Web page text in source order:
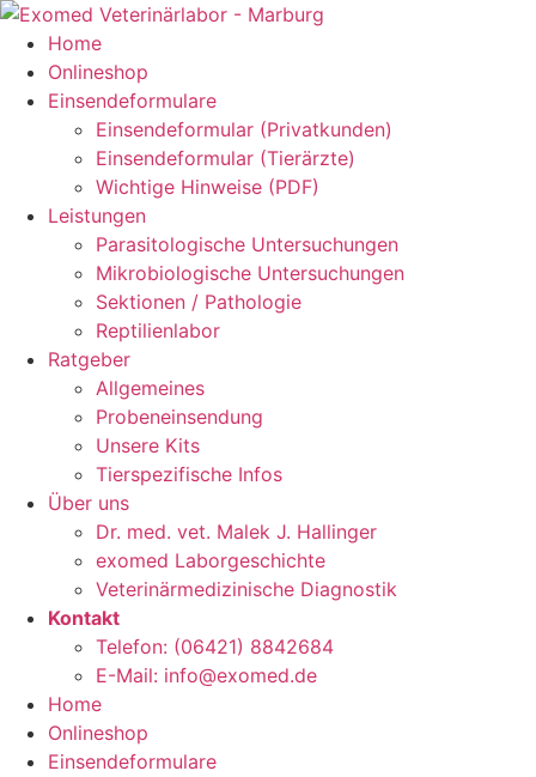
Zum
Inhalt
springen
Home
Onlineshop
Einsendeformulare
Einsendeformular (Privatkunden)
Einsendeformular (Tierärzte)
Wichtige Hinweise (PDF)
Leistungen
Parasitologische Untersuchungen
Mikrobiologische Untersuchungen
Sektionen / Pathologie
Reptilienlabor
Ratgeber
Allgemeines
Probeneinsendung
Unsere Kits
Tierspezifische Infos
Über uns
Dr. med. vet. Malek J. Hallinger
exomed Laborgeschichte
Veterinärmedizinische Diagnostik
Kontakt
Telefon: (06421) 8842684
E-Mail: info@exomed.de
Home
Onlineshop
Einsendeformulare